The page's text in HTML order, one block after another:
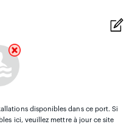
disponibles dans ce port. Si
ici, veuillez mettre à jour ce site